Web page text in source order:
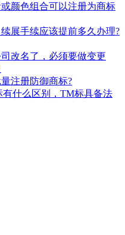
颜色组合可以注册为商标
展手续应该提前多久办理?
改名了，必须要做变更
注册防御商标?
什么区别，TM标具备法